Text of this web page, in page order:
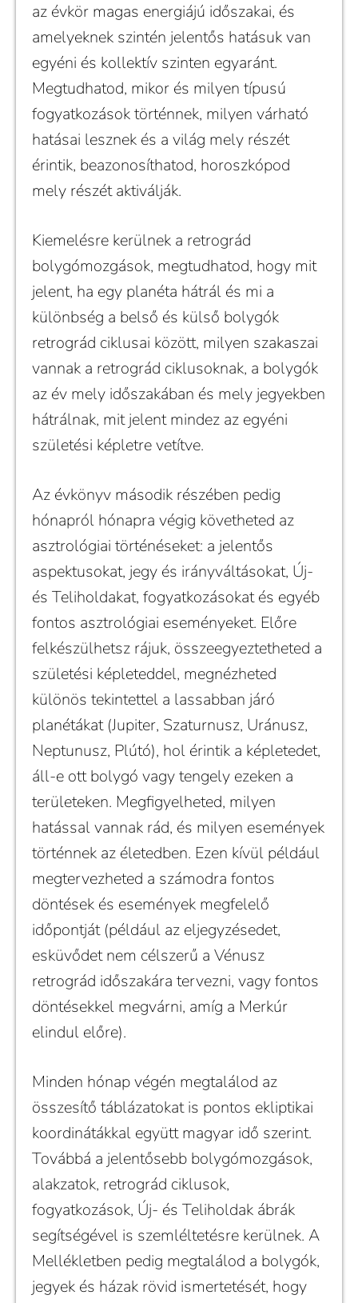
az évkör magas energiájú időszakai, és
amelyeknek szintén jelentős hatásuk van
egyéni és kollektív szinten egyaránt.
Megtudhatod, mikor és milyen típusú
fogyatkozások történnek, milyen várható
hatásai lesznek és a világ mely részét
érintik, beazonosíthatod, horoszkópod
mely részét aktiválják.
Kiemelésre kerülnek a retrográd
bolygómozgások, megtudhatod, hogy mit
jelent, ha egy planéta hátrál és mi a
különbség a belső és külső bolygók
retrográd ciklusai között, milyen szakaszai
vannak a retrográd ciklusoknak, a bolygók
az év mely időszakában és mely jegyekben
hátrálnak, mit jelent mindez az egyéni
születési képletre vetítve.
Az évkönyv második részében pedig
hónapról hónapra végig követheted az
asztrológiai történéseket: a jelentős
aspektusokat, jegy és irányváltásokat, Új-
és Teliholdakat, fogyatkozásokat és egyéb
fontos asztrológiai eseményeket. Előre
felkészülhetsz rájuk, összeegyeztetheted a
születési képleteddel, megnézheted
különös tekintettel a lassabban járó
planétákat (Jupiter, Szaturnusz, Uránusz,
Neptunusz, Plútó), hol érintik a képletedet,
áll-e ott bolygó vagy tengely ezeken a
területeken. Megfigyelheted, milyen
hatással vannak rád, és milyen események
történnek az életedben. Ezen kívül például
megtervezheted a számodra fontos
döntések és események megfelelő
időpontját (például az eljegyzésedet,
esküvődet nem célszerű a Vénusz
retrográd időszakára tervezni, vagy fontos
döntésekkel megvárni, amíg a Merkúr
elindul előre).
Minden hónap végén megtalálod az
összesítő táblázatokat is pontos ekliptikai
koordinátákkal együtt magyar idő szerint.
Továbbá a jelentősebb bolygómozgások,
alakzatok, retrográd ciklusok,
fogyatkozások, Új- és Teliholdak ábrák
segítségével is szemléltetésre kerülnek. A
Mellékletben pedig megtalálod a bolygók,
jegyek és házak rövid ismertetését, hogy